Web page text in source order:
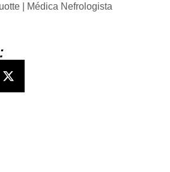
| Médica Nefrologista